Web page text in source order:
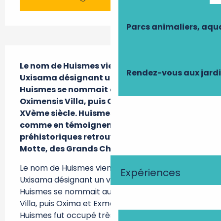
Parcs animaliers,
Rendez-vous aux
Expériences
Le nom de Huismes viendrait du gaulois
Uxisama désignant un village très haut.
Huismes se nommait au Xème siècle
Oximensis Villa, puis Oxima et Exmes au
XVème siècle. Huismes fut occupé très tôt,
comme en témoignent les vestiges
préhistoriques retrouvés sur les sites de la
Motte, des Grands Champs,.
Le nom de Huismes viendrait du gaulois
Uxisama désignant un village très haut.
Huismes se nommait au Xème siècle Oximensis
Villa, puis Oxima et Exmes au XVème siècle.
Huismes fut occupé très tôt, comme en